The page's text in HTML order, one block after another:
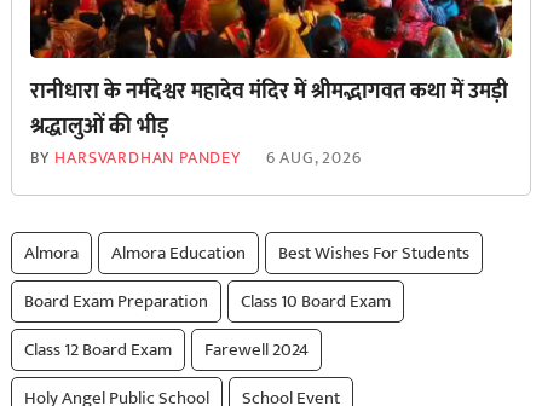
रानीधारा के नर्मदेश्वर महादेव मंदिर में श्रीमद्भागवत कथा में उमड़ी
श्रद्धालुओं की भीड़
BY HARSVARDHAN PANDEY 6 AUG, 2026
Almora Almora Education
Best Wishes For Students
Board Exam Preparation
Class 10 Board Exam
Class 12 Board Exam
Farewell 2024
Holy Angel Public School
School Event